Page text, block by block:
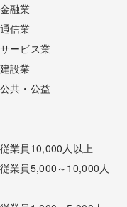
融業
信業
ービス業
設業
共・公益
員10,000人以上
員5,000～10,000人